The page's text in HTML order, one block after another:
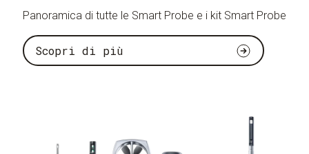
Panoramica di tutte le Smart Probe e i kit Smart Probe
Scopri di più